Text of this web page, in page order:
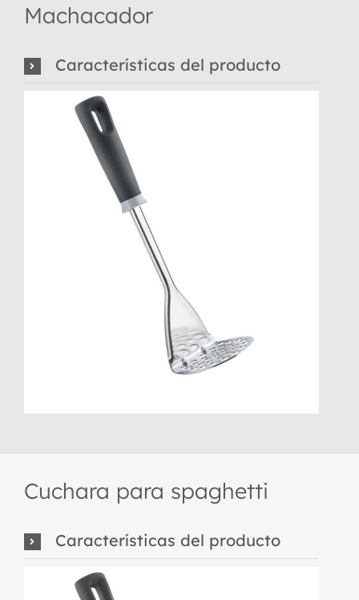
Machacador
Características del producto
Cuchara para spaghetti
Características del producto